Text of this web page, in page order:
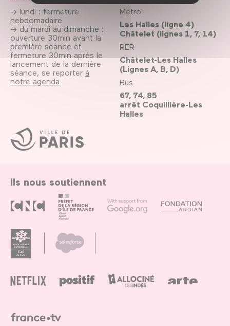
Ville
de
Paris
→ lundi : fermeture
hebdomadaire
→ du mardi au dimanche :
ouverture 30min avant la
première séance et
fermeture 30min après le
lancement de la dernière
séance, se reporter à
notre agenda
Métro
Les Halles (ligne 4)
Châtelet (lignes 1, 7, 14)
RER
Châtelet-Les Halles
(Lignes A, B, D)
Bus
67, 74, 85
arrêt Coquillière-Les
Halles
Ils nous soutiennent